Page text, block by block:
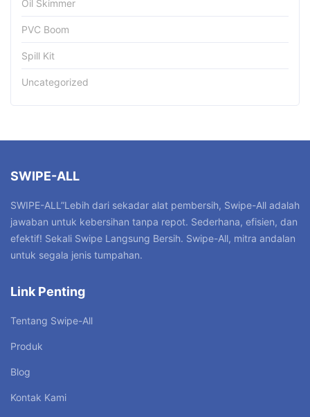
Oil Skimmer
PVC Boom
Spill Kit
Uncategorized
SWIPE-ALL
SWIPE-ALL”Lebih dari sekadar alat pembersih, Swipe-All adalah
jawaban untuk kebersihan tanpa repot. Sederhana, efisien, dan
efektif! Sekali Swipe Langsung Bersih. Swipe-All, mitra andalan
untuk segala jenis tumpahan.
Link Penting
Tentang Swipe-All
Produk
Blog
Kontak Kami